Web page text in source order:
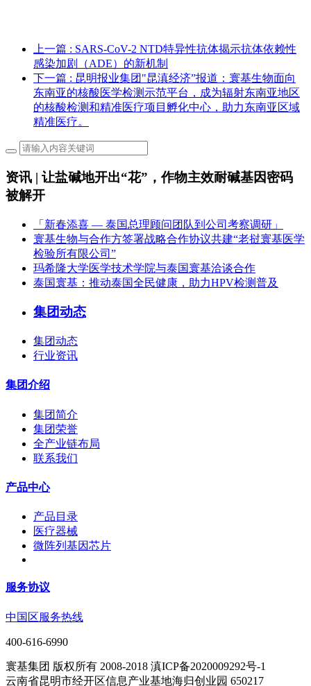
上一篇 : SARS-CoV-2 NTD特异性抗体揭示抗体依赖性
感染加剧（ADE）的新机制
下一篇 : 昆明报业集团"昆滇经济”报道：寰基生物面向
东南亚的核酸医学检测示范平台，成为辐射东南亚地区
的核酸检测和精准医疗项目孵化中心，助力东南亚区域
精准医疗。
资讯 | 让盐碱地开出“花”，作物主效耐碱基因密码
被解开
「新春添喜 — 泰国总理顾问团队到公司考察调研」
寰基生物与合作方签署战略合作协议共建“老挝寰基医学
检验所有限公司”
玛希隆大学医学技术学院与泰国寰基洽谈合作
泰国寰基：推动泰国全民健康，助力HPV检测普及
集团动态
集团动态
行业资讯
集团介绍
集团简介
集团荣誉
全产业链布局
联系我们
产品中心
产品目录
医疗器械
微阵列基因芯片
服务协议
中国区服务热线
400-616-6990
寰基集团 版权所有 2008-2018 滇ICP备2020009292号-1
云南省昆明市经开区信息产业基地海归创业园 650217